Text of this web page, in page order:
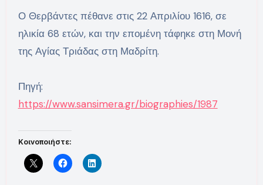
Ο Θερβάντες πέθανε στις 22 Απριλίου 1616, σε
ηλικία 68 ετών, και την επομένη τάφηκε στη Μονή
της Αγίας Τριάδας στη Μαδρίτη.
Πηγή:
https://www.sansimera.gr/biographies/1987
Κοινοποιήστε: